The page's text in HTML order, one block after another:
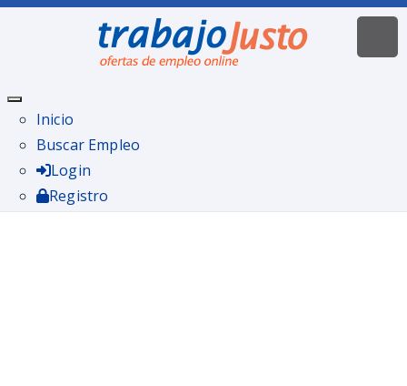
Inicio
Buscar Empleo
Login
Registro